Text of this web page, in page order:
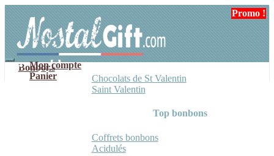
navigation
contenu
Mon compte
Panier
Bonbons
Chocolats de St Valentin
Saint Valentin
Top bonbons
Coffrets bonbons
Acidulés
Promo !